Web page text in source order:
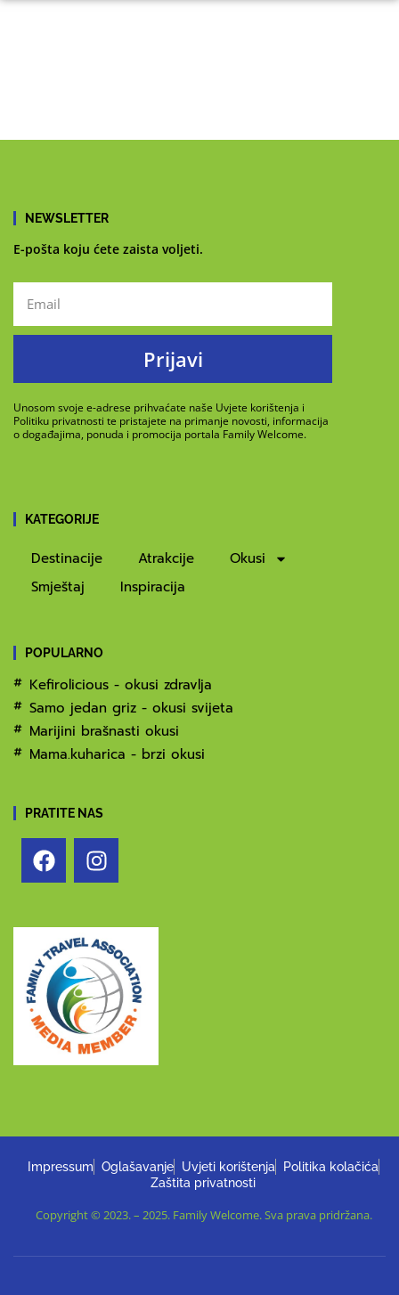
NEWSLETTER
E-pošta koju ćete zaista voljeti.
Prijavi
Unosom svoje e-adrese prihvaćate naše Uvjete korištenja i
Politiku privatnosti te pristajete na primanje novosti, informacija
o događajima, ponuda i promocija portala Family Welcome.
KATEGORIJE
Destinacije Atrakcije
Okusi
Smještaj
Inspiracija
POPULARNO
Kefirolicious - okusi zdravlja
Samo jedan griz - okusi svijeta
Marijini brašnasti okusi
Mama.kuharica - brzi okusi
PRATITE NAS
Impressum Oglašavanje Uvjeti korištenja
Politika kolačića
Zaštita privatnosti
Copyright © 2023. – 2025. Family Welcome. Sva prava pridržana.